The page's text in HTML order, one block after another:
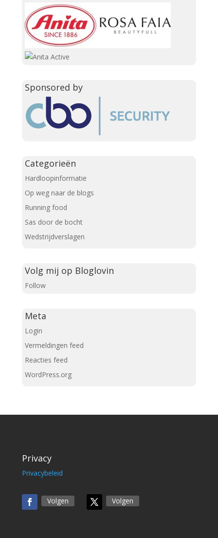
Sponsored by
Categorieën
Hardloopinformatie
Op weg naar de blogs
Running food
Sas door de bocht
Wedstrijdverslagen
Volg mij op Bloglovin
Follow
Meta
Login
Vermeldingen feed
Reacties feed
WordPress.org
Privacy
Privacybeleid
Volgen Volgen